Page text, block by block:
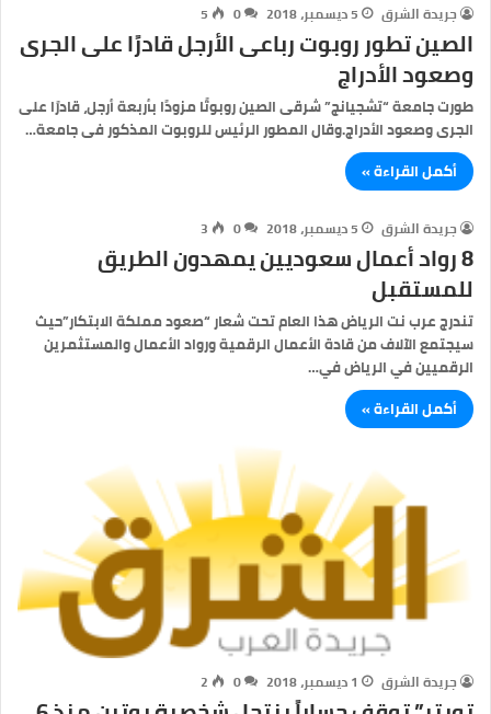
جريدة الشرق 5 ديسمبر، 2018 0
5
الصين تطور روبوت رباعى الأرجل قادرًا على الجرى
وصعود الأدراج
طورت جامعة “تشجيانج” شرقى الصين روبوتًا مزودًا بأربعة أرجل، قادرًا على
الجرى وصعود الأدراج.وقال المطور الرئيس للروبوت المذكور فى جامعة…
أكمل القراءة »
جريدة الشرق 5 ديسمبر، 2018 0
3
8 رواد أعمال سعوديين يمهدون الطريق
للمستقبل
تندرج عرب نت الرياض هذا العام تحت شعار “صعود مملكة الابتكار”حيث
سيجتمع الآلاف من قادة الأعمال الرقمية ورواد الأعمال والمستثمرين
الرقميين في الرياض في…
أكمل القراءة »
جريدة الشرق 1 ديسمبر، 2018 0
2